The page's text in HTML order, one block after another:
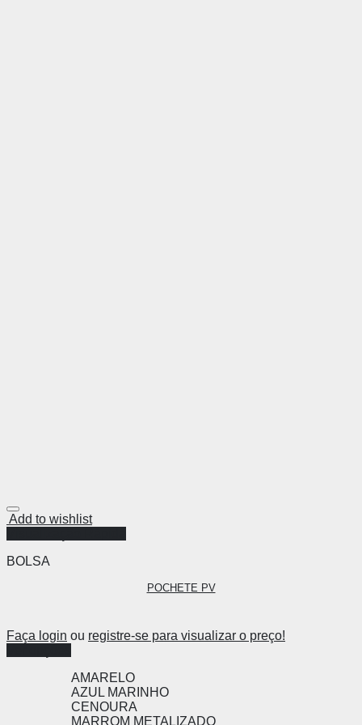
Add to wishlist
BOLSA
POCHETE PV
Faça login ou registre-se para visualizar o preço!
AMARELO
AZUL MARINHO
CENOURA
MARROM METALIZADO